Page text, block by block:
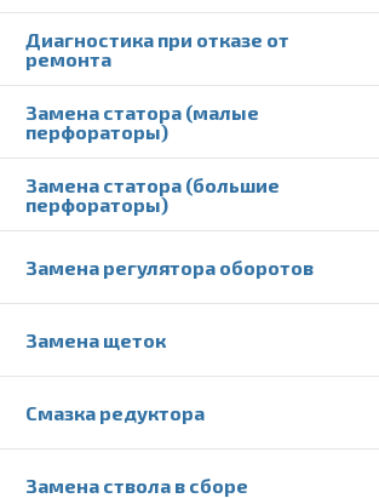
Диагностика при отказе от
ремонта
Замена статора (малые
перфораторы)
Замена статора (большие
перфораторы)
Замена регулятора оборотов
Замена щеток
Смазка редуктора
Замена ствола в сборе